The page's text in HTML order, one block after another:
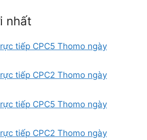
nhất
tiếp CPC5 Thomo ngày
tiếp CPC2 Thomo ngày
tiếp CPC5 Thomo ngày
tiếp CPC2 Thomo ngày